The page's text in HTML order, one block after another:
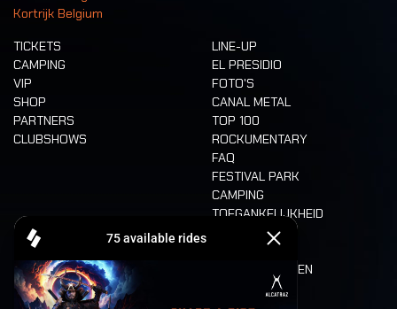
Kortrijk Belgium
TICKETS
CAMPING
VIP
SHOP
PARTNERS
CLUBSHOWS
LINE-UP
EL PRESIDIO
FOTO'S
CANAL METAL
TOP 100
ROCKUMENTARY
FAQ
FESTIVAL PARK
CAMPING
TOEGANKELIJKHEID
CASHLESS
ETEN EN DRINKEN
MOBILITEIT